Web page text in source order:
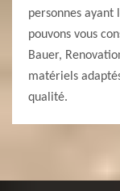
personnes ayant
pouvons vous
Bauer,
matériels
qualité.